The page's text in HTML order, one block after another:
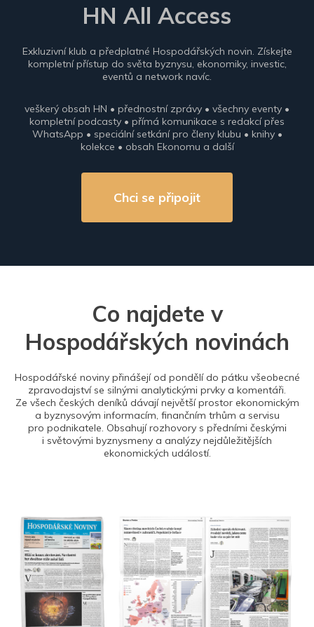
HN All Access
Exkluzivní klub a předplatné Hospodářských novin. Získejte
kompletní přístup do světa byznysu, ekonomiky, investic,
eventů a network navíc.
veškerý obsah HN • přednostní zprávy • všechny eventy •
kompletní podcasty • přímá komunikace s redakcí přes
WhatsApp • speciální setkání pro členy klubu • knihy •
kolekce • obsah Ekonomu a další
Chci se připojit
Co najdete v
Hospodářských novinách
Hospodářské noviny přinášejí od pondělí do pátku všeobecné
zpravodajství se silnými analytickými prvky a komentáři.
Ze všech českých deníků dávají největší prostor ekonomickým
a byznysovým informacím, finančním trhům a servisu
pro podnikatele. Obsahují rozhovory s předními českými
i světovými byznysmeny a analýzy nejdůležitějších
ekonomických událostí.